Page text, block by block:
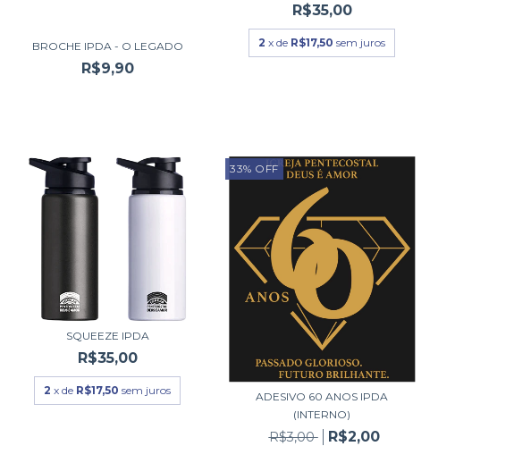
BROCHE IPDA - O LEGADO
R$9,90
R$35,00
2 x de R$17,50 sem juros
SQUEEZE IPDA
R$35,00
2 x de R$17,50 sem juros
33% OFF
ADESIVO 60 ANOS IPDA
(INTERNO)
R$3,00 R$2,00